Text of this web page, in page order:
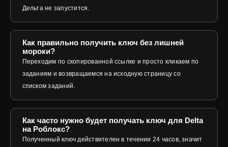
Дельта не запустится.
Как правильно получить ключ без лишней
мороки?
Переходим по скопированной ссылке и просто кликаем по
заданиям и возвращаемся на исходную страницу со
списком заданий.
Как часто нужно будет получать ключ для Delta
на Роблокс?
Полученный ключ действителен в течении 24 часов, значит